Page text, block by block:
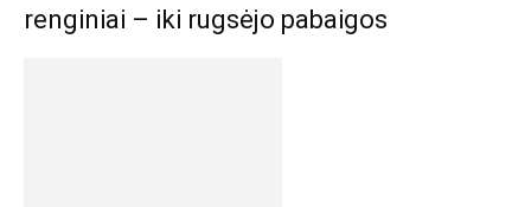
renginiai – iki rugsėjo pabaigos